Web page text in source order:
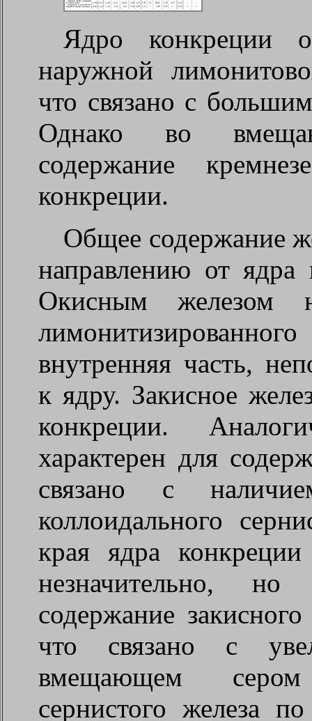
Ядро конкреции
наружной
что связано с
Однако во
содержание
конкреции.
Общее содержание
направлению от
Окисным железом
внутренняя часть,
к ядру. Закисное
конкреции.
характерен для
связано с
коллоидального
края ядра
незначительно, но
содержание
что связано с
вмещающем сером
сернистого железа